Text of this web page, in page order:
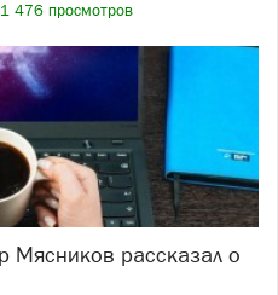
1 476 просмотров